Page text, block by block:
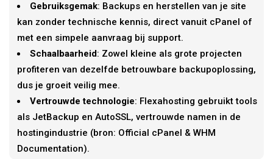
Gebruiksgemak: Backups en herstellen van je site
kan zonder technische kennis, direct vanuit cPanel of
met een simpele aanvraag bij support.
Schaalbaarheid: Zowel kleine als grote projecten
profiteren van dezelfde betrouwbare backupoplossing,
dus je groeit veilig mee.
Vertrouwde technologie: Flexahosting gebruikt tools
als JetBackup en AutoSSL, vertrouwde namen in de
hostingindustrie (bron: Official cPanel & WHM
Documentation).